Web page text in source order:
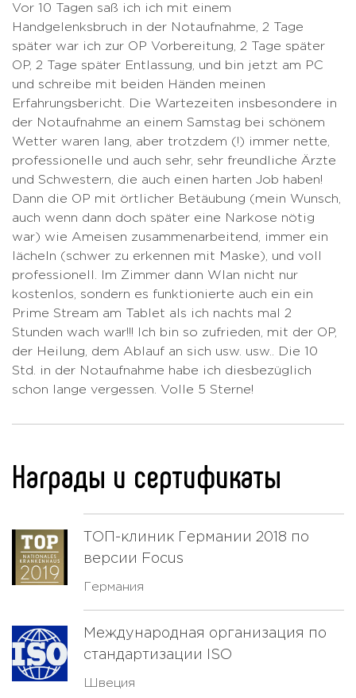
железы
Химиотерапия при раке почки Цена по запросу
Хирургия щитовидной железы под
нейромониторингом
Цена по запросу
Vor 10 Tagen saß ich ich mit einem
Handgelenksbruch in der Notaufnahme, 2 Tage
später war ich zur OP Vorbereitung, 2 Tage später
OP, 2 Tage später Entlassung, und bin jetzt am PC
und schreibe mit beiden Händen meinen
Erfahrungsbericht. Die Wartezeiten insbesondere in
der Notaufnahme an einem Samstag bei schönem
Wetter waren lang, aber trotzdem (!) immer nette,
professionelle und auch sehr, sehr freundliche Ärzte
und Schwestern, die auch einen harten Job haben!
Dann die OP mit örtlicher Betäubung (mein Wunsch,
auch wenn dann doch später eine Narkose nötig
war) wie Ameisen zusammenarbeitend, immer ein
lächeln (schwer zu erkennen mit Maske), und voll
professionell. Im Zimmer dann Wlan nicht nur
kostenlos, sondern es funktionierte auch ein ein
Prime Stream am Tablet als ich nachts mal 2
Stunden wach war!!! Ich bin so zufrieden, mit der OP,
der Heilung, dem Ablauf an sich usw. usw.. Die 10
Std. in der Notaufnahme habe ich diesbezüglich
schon lange vergessen. Volle 5 Sterne!
Награды и сертификаты
ТОП-клиник Германии 2018 по
версии Focus
Германия
Международная организация по
стандартизации ISO
Швеция